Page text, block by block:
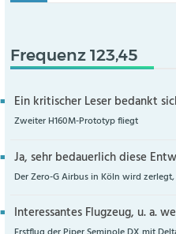
Frequenz 123,45
Ein kritischer Leser bedankt
Zweiter H160M-Prototyp fliegt
Ja, sehr bedauerlich diese
Der Zero-G Airbus in Köln wird
Interessantes Flugzeug, u. a.